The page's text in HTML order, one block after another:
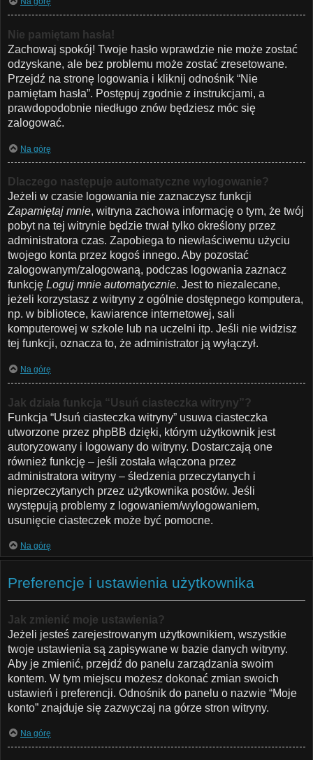
Nie pamiętam hasła!
Zachowaj spokój! Twoje hasło wprawdzie nie może zostać
odzyskane, ale bez problemu może zostać zresetowane.
Przejdź na stronę logowania i kliknij odnośnik “Nie
pamiętam hasła”. Postępuj zgodnie z instrukcjami, a
prawdopodobnie niedługo znów będziesz móc się
zalogować.
Na górę
Dlaczego następuje automatyczne wylogowanie?
Jeżeli w czasie logowania nie zaznaczysz funkcji
Zapamiętaj mnie, witryna zachowa informację o tym, że twój
pobyt na tej witrynie będzie trwał tylko określony przez
administratora czas. Zapobiega to niewłaściwemu użyciu
twojego konta przez kogoś innego. Aby pozostać
zalogowanym/zalogowaną, podczas logowania zaznacz
funkcję Loguj mnie automatycznie. Jest to niezalecane,
jeżeli korzystasz z witryny z ogólnie dostępnego komputera,
np. w bibliotece, kawiarence internetowej, sali
komputerowej w szkole lub na uczelni itp. Jeśli nie widzisz
tej funkcji, oznacza to, że administrator ją wyłączył.
Na górę
Jak działa funkcja “Usuń ciasteczka witryny”?
Funkcja “Usuń ciasteczka witryny” usuwa ciasteczka
utworzone przez phpBB dzięki, którym użytkownik jest
autoryzowany i logowany do witryny. Dostarczają one
również funkcję – jeśli została włączona przez
administratora witryny – śledzenia przeczytanych i
nieprzeczytanych przez użytkownika postów. Jeśli
występują problemy z logowaniem/wylogowaniem,
usunięcie ciasteczek może być pomocne.
Na górę
Preferencje i ustawienia użytkownika
Jak zmienić moje ustawienia?
Jeżeli jesteś zarejestrowanym użytkownikiem, wszystkie
twoje ustawienia są zapisywane w bazie danych witryny.
Aby je zmienić, przejdź do panelu zarządzania swoim
kontem. W tym miejscu możesz dokonać zmian swoich
ustawień i preferencji. Odnośnik do panelu o nazwie “Moje
konto” znajduje się zazwyczaj na górze stron witryny.
Na górę